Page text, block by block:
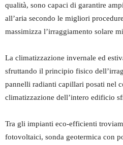
qualità, sono capaci di garantire
all’aria secondo le migliori
massimizza l’irraggiamento solare
La climatizzazione invernale ed
sfruttando il principio fisico
pannelli radianti capillari posati nel
climatizzazione dell’intero edificio
Tra gli impianti eco-efficienti
fotovoltaici, sonda geotermica con